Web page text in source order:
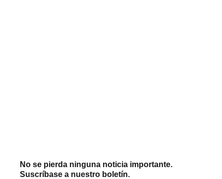
No se pierda ninguna noticia importante.
Suscríbase a nuestro boletín.